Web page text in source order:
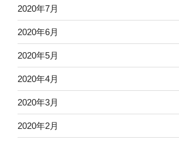
2020年7月
2020年6月
2020年5月
2020年4月
2020年3月
2020年2月